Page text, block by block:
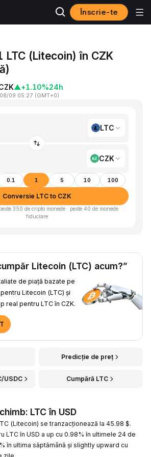
Înscrie-te
LTC (Litecoin) în CZK
▲+1.10%24h
09 05:27 (GMT+0)
LTC
CZK
0.1 1 5 10 100
Conversie LTC to CZK
350 de cripto monede · peste 40 de monede
fiduciare
Litecoin (LTC) acum?”
de piață bazate pe
Litecoin (LTC) și
real pentru LTC în CZK.
Predicție de preț
USDC Cumpără LTC
LTC în USD
(Litecoin) se tranzacționează la 45.98 $.
LTC în USD a up cu 0.98% în ultimele 24 de
în ultima săptămână și slightly upward cu
zile.